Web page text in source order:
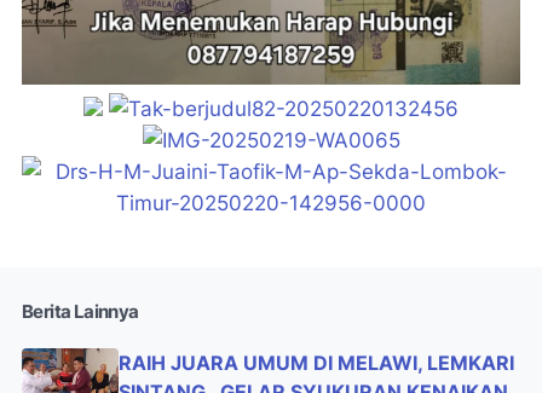
Berita Lainnya
RAIH JUARA UMUM DI MELAWI, LEMKARI